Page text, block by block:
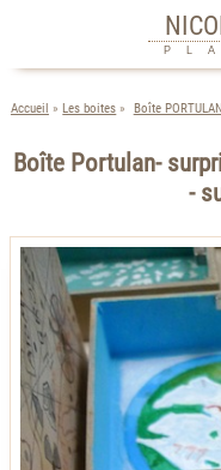
Accueil Les boites Boîte PORTULAN
Boîte Portulan-
-